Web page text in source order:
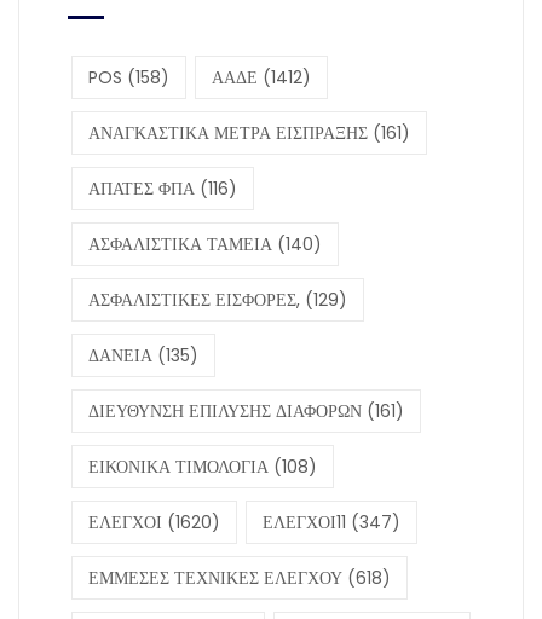
POS (158) ΑΑΔΕ (1412)
ΑΝΑΓΚΑΣΤΙΚΑ ΜΕΤΡΑ ΕΙΣΠΡΑΞΗΣ (161)
ΑΠΑΤΕΣ ΦΠΑ (116)
ΑΣΦΑΛΙΣΤΙΚΑ ΤΑΜΕΙΑ (140)
ΑΣΦΑΛΙΣΤΙΚΕΣ ΕΙΣΦΟΡΕΣ, (129)
ΔΑΝΕΙΑ (135)
ΔΙΕΥΘΥΝΣΗ ΕΠΙΛΥΣΗΣ ΔΙΑΦΟΡΩΝ (161)
ΕΙΚΟΝΙΚΑ ΤΙΜΟΛΟΓΙΑ (108)
ΕΛΕΓΧΟΙ (1620) ΕΛΕΓΧΟΙ11 (347)
ΕΜΜΕΣΕΣ ΤΕΧΝΙΚΕΣ ΕΛΕΓΧΟΥ (618)